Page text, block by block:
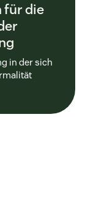
für die
in der sich